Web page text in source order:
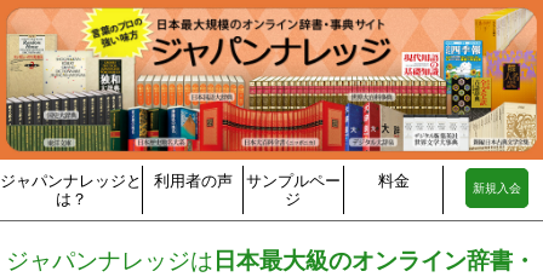
ジャパンナレッジと
は？
利用者の声
サンプルペー
ジ
料金 新規入会
ジャパンナレッジは 日本最大級のオンライン辞書・